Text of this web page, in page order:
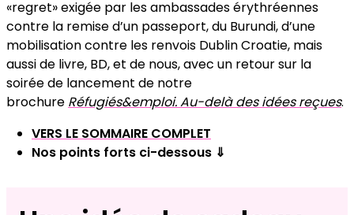
«regret» exigée par les ambassades érythréennes
contre la remise d’un passeport, du Burundi, d’une
mobilisation contre les renvois Dublin Croatie, mais
aussi de livre, BD, et de nous, avec un retour sur la
soirée de lancement de notre
brochure Réfugiés&emploi. Au-delà des idées reçues.
VERS LE SOMMAIRE COMPLET
Nos points forts ci-dessous ⇓